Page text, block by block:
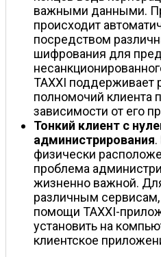
важными данными.
происходит
посредством
шифрования для
TAXXI поддерживает
полномочий клиента
зависимости от его
Тонкий клиент с
администрирования
физически
проблема
жизненно важной.
различным
помощи TAXXI-
установить на
клиентское